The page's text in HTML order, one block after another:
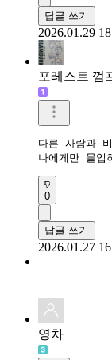
답글 쓰기
2026.01.29
포레스트 껌
다른 사람과
나에게만 몰입
0
답글 쓰기
2026.01.27
영차